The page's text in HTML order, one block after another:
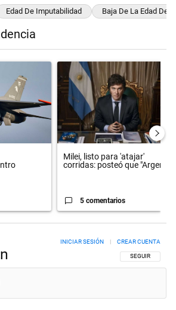
Edad De Imputabilidad Baja De La Edad De
con el título "Los aviones F 16
Un artículo de tendencia con el
Milei, listo para 'atajar'
corridas: posteó que "Argent...
5 comentarios
SIGA ESTA
SEGUIR
INICIAR SESIÓN | CREAR CUENTA